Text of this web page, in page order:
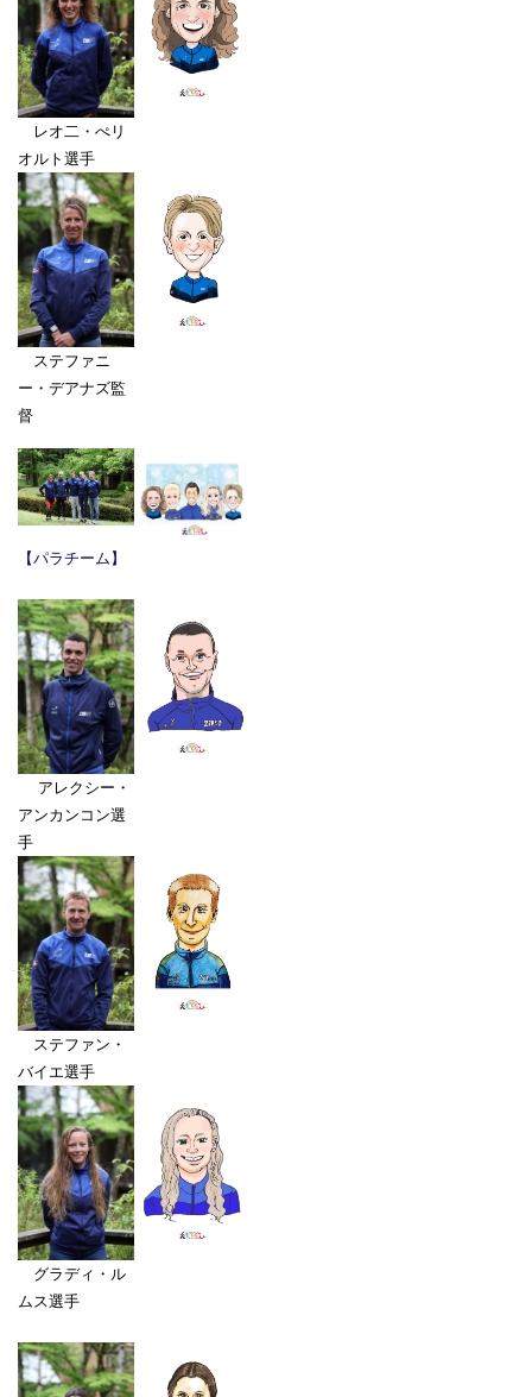
レオ二・ぺリ
オルト選手
ステファニ
ー・デアナズ監
督
【パラチーム】
アレクシー・
アンカンコン選
手
ステファン・
バイエ選手
グラディ・ル
ムス選手